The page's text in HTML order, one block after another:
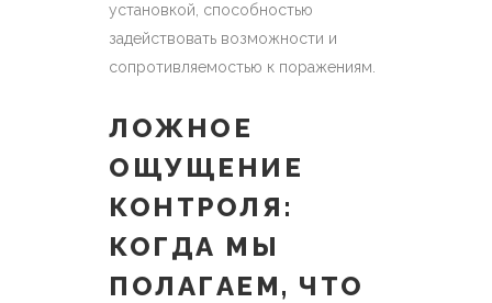
установкой, способностью
задействовать возможности и
сопротивляемостью к поражениям.
ЛОЖНОЕ
ОЩУЩЕНИЕ
КОНТРОЛЯ:
КОГДА МЫ
ПОЛАГАЕМ, ЧТО